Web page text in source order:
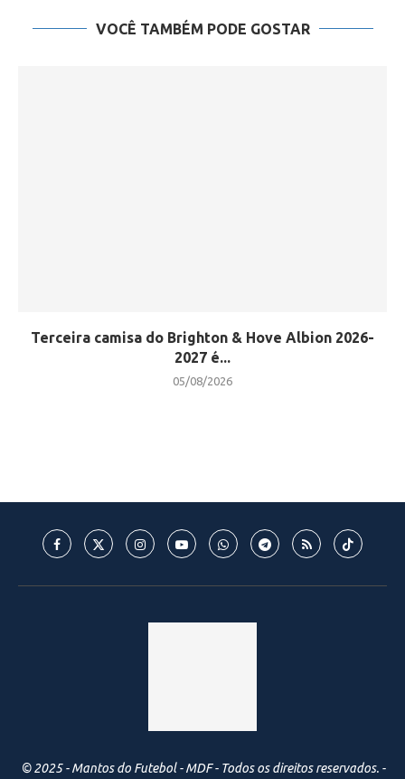
VOCÊ TAMBÉM PODE GOSTAR
Terceira camisa do Brighton & Hove Albion 2026-
2027 é...
05/08/2026
© 2025 - Mantos do Futebol - MDF - Todos os direitos reservados. -